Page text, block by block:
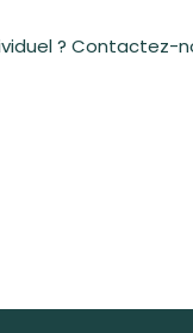
? Contactez-